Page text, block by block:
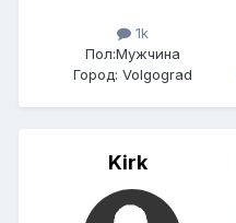
1k
Пол:Мужчина
Город: Volgograd
Kirk